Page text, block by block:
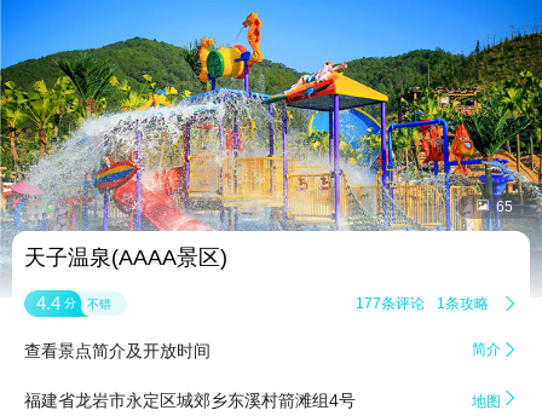
 65
天子温泉(AAAA景区)
4.4 分 不错 177条评论 1条攻略 
查看景点简介及开放时间 简介 
福建省龙岩市永定区城郊乡东溪村箭滩组4号 地图 